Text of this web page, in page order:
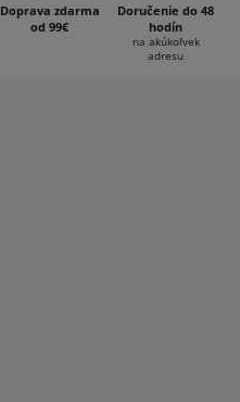
u
Doprava zdarma
od 99€
Doručenie do 48
hodín
na akúkoľvek
adresu